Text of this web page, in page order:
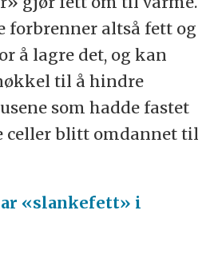
forbrenner altså fett og
å lagre det, og kan
til å hindre
som hadde fastet
celler blitt omdannet til
«slankefett» i